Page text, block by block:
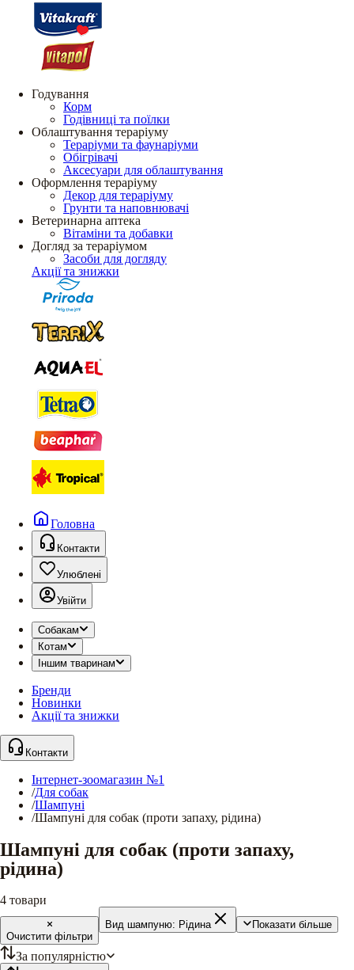
Годування
Корм
Годівниці та поїлки
Облаштування тераріуму
Тераріуми та фаунаріуми
Обігрівачі
Аксесуари для облаштування
Оформлення тераріуму
Декор для тераріуму
Грунти та наповнювачі
Ветеринарна аптека
Вітаміни та добавки
Догляд за тераріумом
Засоби для догляду
Акції та знижки
Головна
Контакти
Улюблені
Увійти
Собакам
Котам
Іншим тваринам
Бренди
Новинки
Акції та знижки
Контакти
Інтернет-зоомагазин №1
/Для собак
/Шампуні
/Шампуні для собак (проти запаху, рідина)
Шампуні для собак (проти запаху,
рідина)
4 товари
Очистити фільтри
Вид шампуню: Рідина Показати більше
За популярністю